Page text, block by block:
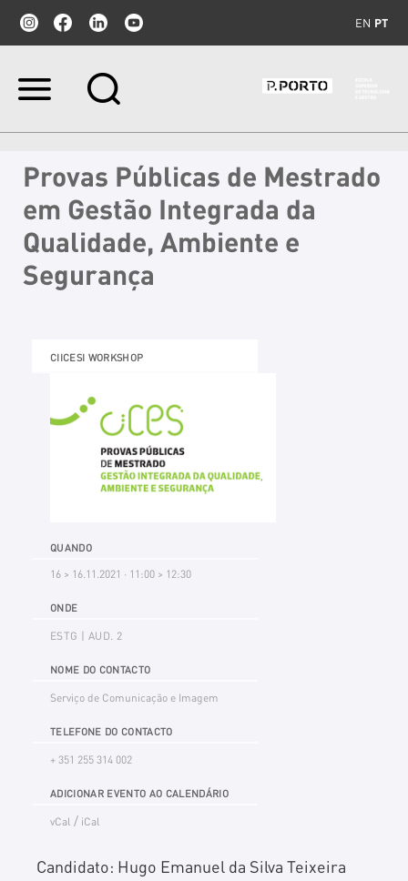
EN PT
Ir
Ir
para
navegação
Provas Públicas de Mestrado
em Gestão Integrada da
Qualidade, Ambiente e
Segurança
CIICESI WORKSHOP
QUANDO
16 > 16.11.2021 · 11:00 > 12:30
ONDE
ESTG | AUD. 2
NOME DO CONTACTO
Serviço de Comunicação e Imagem
TELEFONE DO CONTACTO
+ 351 255 314 002
ADICIONAR EVENTO AO CALENDÁRIO
vCal / iCal
Candidato: Hugo Emanuel da Silva Teixeira